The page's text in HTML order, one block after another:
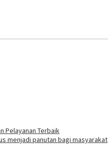
Pelayanan Terbaik
menjadi panutan bagi masyarakat